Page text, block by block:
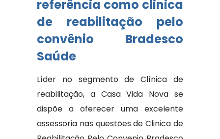
referência como clinica
de reabilitação pelo
convênio Bradesco
Saúde
Líder no segmento de Clínica de
reabilitação, a Casa Vida Nova se
dispõe a oferecer uma excelente
assessoria nas questões de Clinica de